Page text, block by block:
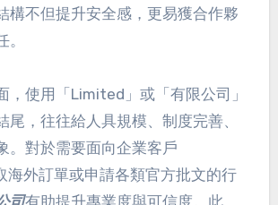
構不但提升安全感，更易獲合作夥
，使用「Limited」或「有限公司」
尾，往往給人具規模、制度完善、
。對於需要面向企業客戶
海外訂單或申請各類官方批文的行
司有助提升專業度與可信度。此